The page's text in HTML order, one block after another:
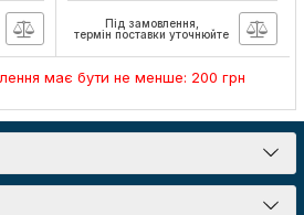
Під замовлення,
термін поставки уточнюйте
має бути не менше: 200 грн